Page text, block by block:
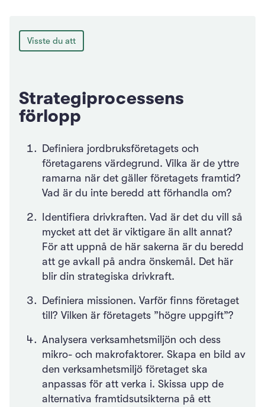
Visste du att
Strategiprocessens
förlopp
Definiera jordbruksföretagets och
företagarens värdegrund. Vilka är de yttre
ramarna när det gäller företagets framtid?
Vad är du inte beredd att förhandla om?
Identifiera drivkraften. Vad är det du vill så
mycket att det är viktigare än allt annat?
För att uppnå de här sakerna är du beredd
att ge avkall på andra önskemål. Det här
blir din strategiska drivkraft.
Definiera missionen. Varför finns företaget
till? Vilken är företagets ”högre uppgift”?
Analysera verksamhetsmiljön och dess
mikro- och makrofaktorer. Skapa en bild av
den verksamhetsmiljö företaget ska
anpassas för att verka i. Skissa upp de
alternativa framtidsutsikterna på ett